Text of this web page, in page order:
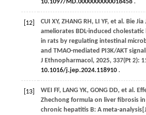
10.1097/MD.0000000000018458.
[12] CUI XY, ZHANG RH, LI YF, et al . Bie Jia
ameliorates BDL-induced
in rats by regulating intestinal
and TMAO-mediated PI3K/AKT
J Ethnopharmacol , 2025, 337(Pt 2):
10.1016/j.jep.2024.118910.
[13] WEI FF, LANG YK, GONG DD, et al .
Zhechong formula on liver fibrosis
chronic hepatitis B: A meta-